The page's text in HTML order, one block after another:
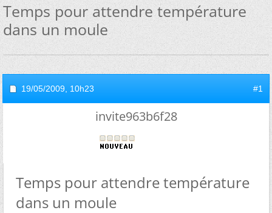
Temps pour attendre température
dans un moule
19/05/2009, 10h23 #1
invite963b6f28
Temps pour attendre température
dans un moule